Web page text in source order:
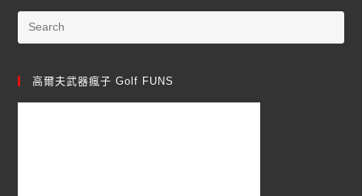
高爾夫武器瘋子 Golf FUNS